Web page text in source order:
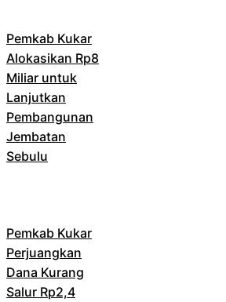
Pemkab Kukar
Alokasikan Rp8
Miliar untuk
Lanjutkan
Pembangunan
Jembatan
Sebulu
Pemkab Kukar
Perjuangkan
Dana Kurang
Salur Rp2,4